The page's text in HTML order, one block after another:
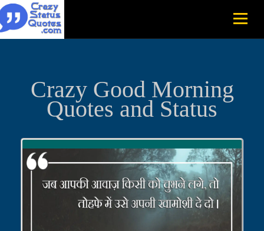
Crazy Good Morning
Quotes and Status